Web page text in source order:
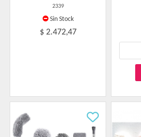
2339
Sin Stock
$ 2.472,47